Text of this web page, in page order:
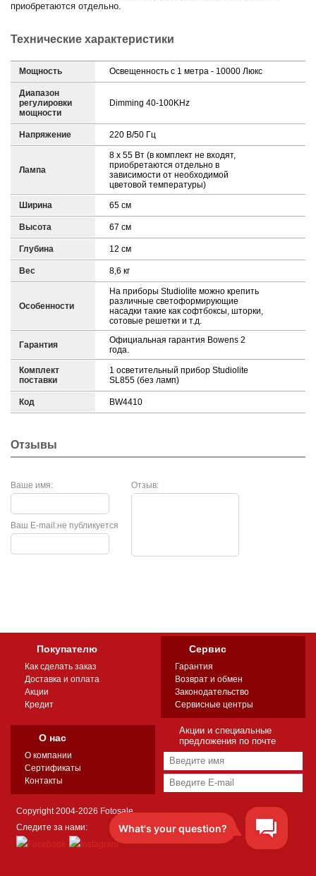
приобретаются отдельно.
Технические характеристики
Мощность Освещенность с 1 метра - 10000 Люкс
Диапазон
регулировки
мощности
Dimming 40-100KHz
Напряжение 220 B/50 Гц
Лампа
8 х 55 Вт (в комплект не входят,
приобретаются отдельно в
зависимости от необходимой
цветовой температуры)
Ширина 65 см
Высота 67 см
Глубина 12 см
Вес 8,6 кг
Особенности
На приборы Studiolite можно крепить
различные светоформирующие
насадки такие как софтбоксы, шторки,
сотовые решетки и т.д.
Гарантия
Официальная гарантия Bowens 2
года.
Комплект
поставки
1 осветительный прибор Studiolite
SL855 (без ламп)
Код BW4410
Отзывы
Ваше имя: Отзыв:
не публикуется
Ваш E-mail:
Покупателю
Как сделать заказ
Доставка и оплата
Акции
Кредит
Сервис
Гарантия
Возврат и обмен
Законодательство
Сервисные центры
О нас
О компании
Сертификаты
Контакты
Акции и специальные
предложения по почте
Copyright 2004-2026 Fotosale
Следите за нами: